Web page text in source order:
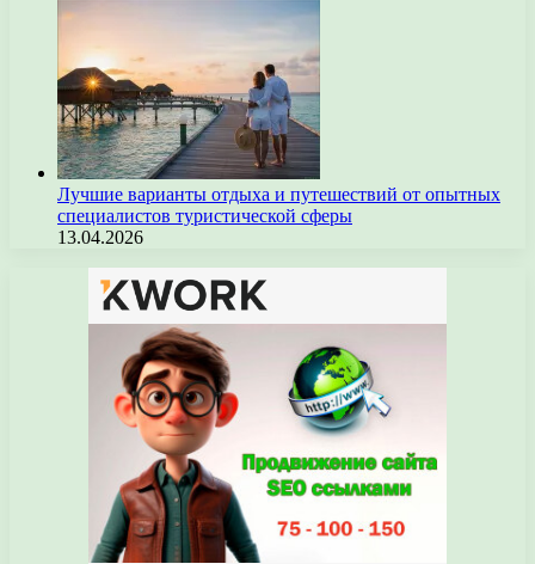
Лучшие варианты отдыха и путешествий от опытных
специалистов туристической сферы
13.04.2026